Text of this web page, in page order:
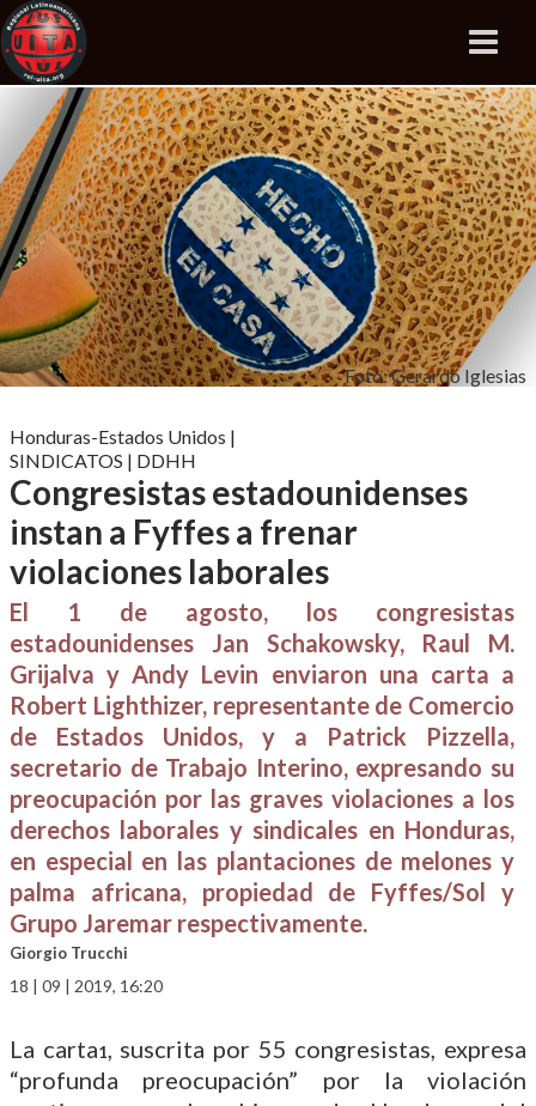
Foto: Gerardo Iglesias
Honduras-Estados Unidos |
SINDICATOS | DDHH
Congresistas estadounidenses
instan a Fyffes a frenar
violaciones laborales
El 1 de agosto, los congresistas
estadounidenses Jan Schakowsky, Raul M.
Grijalva y Andy Levin enviaron una carta a
Robert Lighthizer, representante de Comercio
de Estados Unidos, y a Patrick Pizzella,
secretario de Trabajo Interino, expresando su
preocupación por las graves violaciones a los
derechos laborales y sindicales en Honduras,
en especial en las plantaciones de melones y
palma africana, propiedad de Fyffes/Sol y
Grupo Jaremar respectivamente.
Giorgio Trucchi
18 | 09 | 2019, 16:20
La carta1, suscrita por 55 congresistas, expresa
“profunda preocupación” por la violación